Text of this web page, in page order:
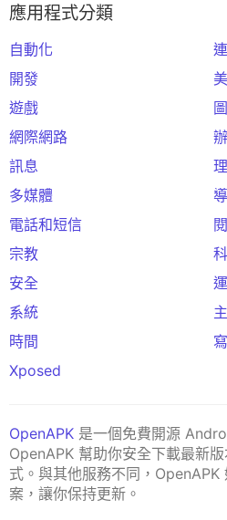
應用程式分類
自動化
開發
遊戲
網際網路
訊息
多媒體
電話和短信
宗教
安全
系統
時間
Xposed
OpenAPK 是一個免費開源
OpenAPK 幫助你安全下載最新
式。與其他服務不同，OpenAPK
案，讓你保持更新。